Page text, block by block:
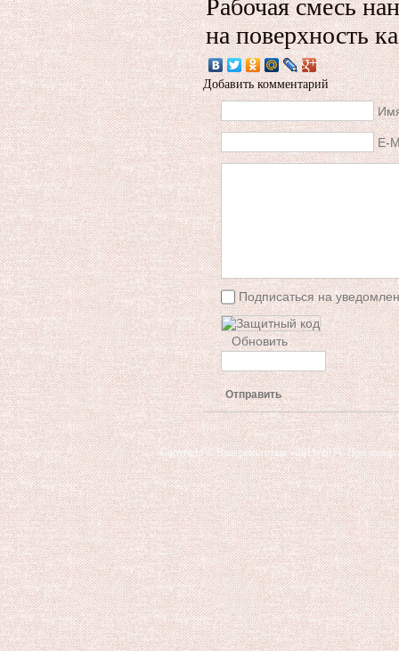
Рабочая смесь
на поверхность
Добавить комментарий
E-
Подписаться на
Обновить
Отправить
Copyright © Ваш ремонтник - 2011-2014. При